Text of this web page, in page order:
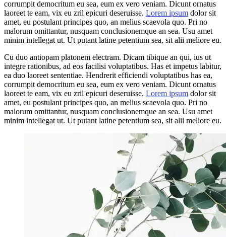
corrumpit democritum eu sea, eum ex vero veniam. Dicunt ornatus
laoreet te eam, vix eu zril epicuri deseruisse. Lorem ipsum dolor sit
amet, eu postulant principes quo, an melius scaevola quo. Pri no
malorum omittantur, nusquam conclusionemque an sea. Usu amet
minim intellegat ut. Ut putant latine petentium sea, sit alii meliore eu.
Cu duo antiopam platonem electram. Dicam tibique an qui, ius ut
integre rationibus, ad eos facilisi voluptatibus. Has et impetus labitur,
ea duo laoreet sententiae. Hendrerit efficiendi voluptatibus has ea,
corrumpit democritum eu sea, eum ex vero veniam. Dicunt ornatus
laoreet te eam, vix eu zril epicuri deseruisse. Lorem ipsum dolor sit
amet, eu postulant principes quo, an melius scaevola quo. Pri no
malorum omittantur, nusquam conclusionemque an sea. Usu amet
minim intellegat ut. Ut putant latine petentium sea, sit alii meliore eu.